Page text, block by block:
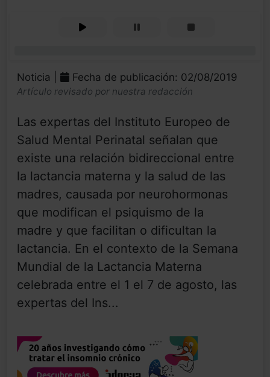
Noticia | Fecha de publicación: 02/08/2019
Artículo revisado por nuestra redacción
Las expertas del Instituto Europeo de
Salud Mental Perinatal señalan que
existe una relación bidireccional entre
la lactancia materna y la salud de las
madres, causada por neurohormonas
que modifican el psiquismo de la
madre y que facilitan o dificultan la
lactancia. En el contexto de la Semana
Mundial de la Lactancia Materna
celebrada entre el 1 el 7 de agosto, las
expertas del Ins...